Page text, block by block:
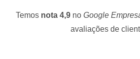
Temos nota 4,9 no Google
avaliações de